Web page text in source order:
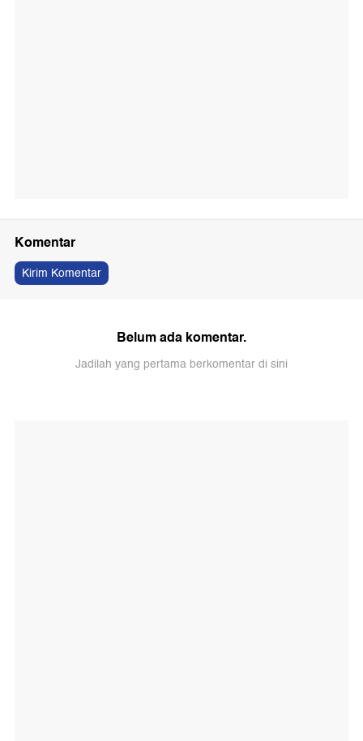
Komentar
Kirim Komentar
Belum ada komentar.
Jadilah yang pertama berkomentar di sini